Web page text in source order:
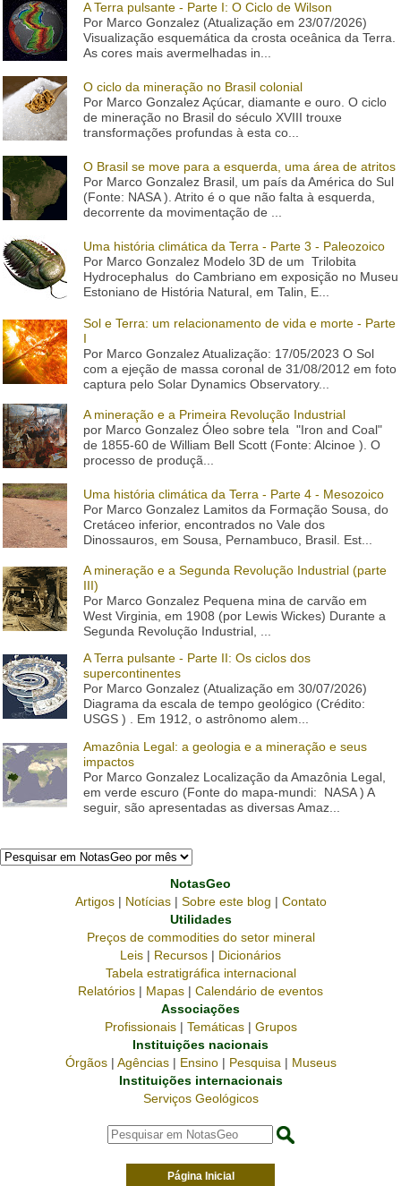
A Terra pulsante - Parte I: O Ciclo de Wilson
Por Marco Gonzalez (Atualização em 23/07/2026)
Visualização esquemática da crosta oceânica da Terra.
As cores mais avermelhadas in...
O ciclo da mineração no Brasil colonial
Por Marco Gonzalez Açúcar, diamante e ouro. O ciclo
de mineração no Brasil do século XVIII trouxe
transformações profundas à esta co...
O Brasil se move para a esquerda, uma área de atritos
Por Marco Gonzalez Brasil, um país da América do Sul
(Fonte: NASA ). Atrito é o que não falta à esquerda,
decorrente da movimentação de ...
Uma história climática da Terra - Parte 3 - Paleozoico
Por Marco Gonzalez Modelo 3D de um Trilobita
Hydrocephalus do Cambriano em exposição no Museu
Estoniano de História Natural, em Talin, E...
Sol e Terra: um relacionamento de vida e morte - Parte
I
Por Marco Gonzalez Atualização: 17/05/2023 O Sol
com a ejeção de massa coronal de 31/08/2012 em foto
captura pelo Solar Dynamics Observatory...
A mineração e a Primeira Revolução Industrial
por Marco Gonzalez Óleo sobre tela "Iron and Coal"
de 1855-60 de William Bell Scott (Fonte: Alcinoe ). O
processo de produçã...
Uma história climática da Terra - Parte 4 - Mesozoico
Por Marco Gonzalez Lamitos da Formação Sousa, do
Cretáceo inferior, encontrados no Vale dos
Dinossauros, em Sousa, Pernambuco, Brasil. Est...
A mineração e a Segunda Revolução Industrial (parte
III)
Por Marco Gonzalez Pequena mina de carvão em
West Virginia, em 1908 (por Lewis Wickes) Durante a
Segunda Revolução Industrial, ...
A Terra pulsante - Parte II: Os ciclos dos
supercontinentes
Por Marco Gonzalez (Atualização em 30/07/2026)
Diagrama da escala de tempo geológico (Crédito:
USGS ) . Em 1912, o astrônomo alem...
Amazônia Legal: a geologia e a mineração e seus
impactos
Por Marco Gonzalez Localização da Amazônia Legal,
em verde escuro (Fonte do mapa-mundi: NASA ) A
seguir, são apresentadas as diversas Amaz...
NotasGeo
Artigos| Notícias| Sobre este blog | Contato
Utilidades
Preços de commodities do setor mineral
Leis | Recursos | Dicionários
Tabela estratigráfica internacional
Relatórios | Mapas | Calendário de eventos
Associações
Profissionais| Temáticas| Grupos
Instituições nacionais
Órgãos| Agências| Ensino| Pesquisa | Museus
Instituições internacionais
Serviços Geológicos
Página Inicial